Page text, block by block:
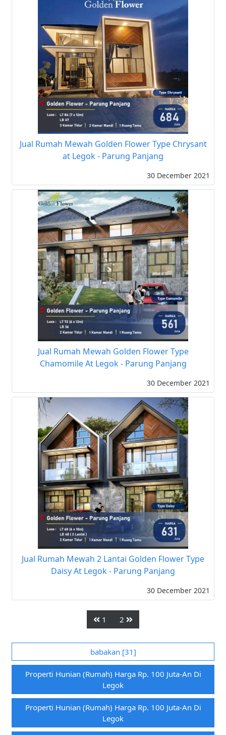
Jual Rumah Mewah Golden Flower Type Chrysant
at Legok - Parung Panjang
30 December 2021
Jual Rumah Mewah Golden Flower Type
Chamomile At Legok - Parung Panjang
30 December 2021
Jual Rumah Mewah 2 Lantai Golden Flower Type
Daisy At Legok - Parung Panjang
30 December 2021
1 2
babakan [31]
Properti Hunian (rumah) Harga Rp. 100 Juta-An Di
Legok
Properti Hunian (rumah) Harga Rp. 100 Juta-An Di
Legok